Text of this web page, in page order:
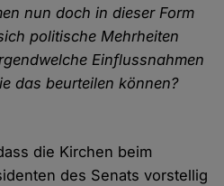
nun doch in dieser Form
politische Mehrheiten
Einflussnahmen
das beurteilen können?
die Kirchen beim
des Senats vorstellig